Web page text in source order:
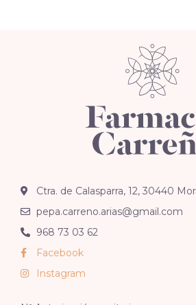
Ctra. de Calasparra, 12, 30440
pepa.carreno.arias@gmail.com
968 73 03 62
Facebook
Instagram